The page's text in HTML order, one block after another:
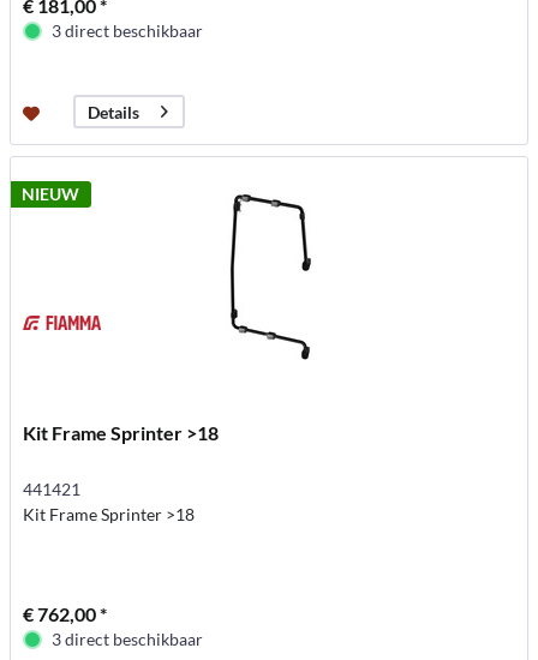
€ 181,00 *
3 direct beschikbaar
Details
NIEUW
Kit Frame Sprinter >18
441421
Kit Frame Sprinter >18
€ 762,00 *
3 direct beschikbaar